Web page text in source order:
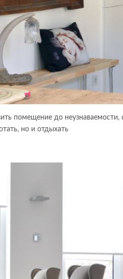
помещение до
но и отдыхать